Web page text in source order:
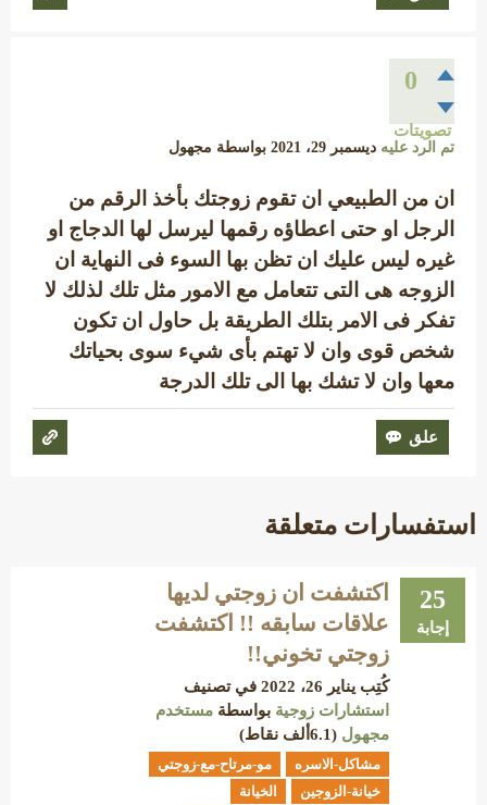
0
تصويتات
تم الرد عليه ديسمبر 29، 2021 بواسطة مجهول
ان من الطبيعي ان تقوم زوجتك بأخذ الرقم من
الرجل او حتى اعطاؤه رقمها ليرسل لها الدجاج او
غيره ليس عليك ان تظن بها السوء فى النهاية ان
الزوجه هى التى تتعامل مع الامور مثل تلك لذلك لا
تفكر فى الامر بتلك الطريقة بل حاول ان تكون
شخص قوى وان لا تهتم بأى شيء سوى بحياتك
معها وان لا تشك بها الى تلك الدرجة
استفسارات متعلقة
25
إجابة
اكتشفت ان زوجتي لديها
علاقات سابقه !! اكتشفت
زوجتي تخوني!!
كُتِب يناير 26، 2022
في تصنيف
استشارات زوجية بواسطة مستخدم
مجهول (6.1ألف نقاط)
مشاكل-الاسره
مو-مرتاح-مع-زوجتي
خيانة-الزوجين
الخيانة